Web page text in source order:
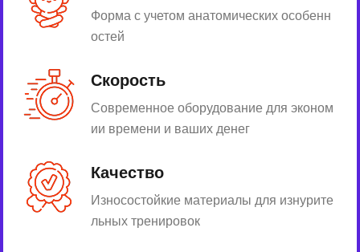
Форма с учетом анатомических особенн
остей
Скорость
Современное оборудование для эконом
ии времени и ваших денег
Качество
Износостойкие материалы для изнурите
льных тренировок